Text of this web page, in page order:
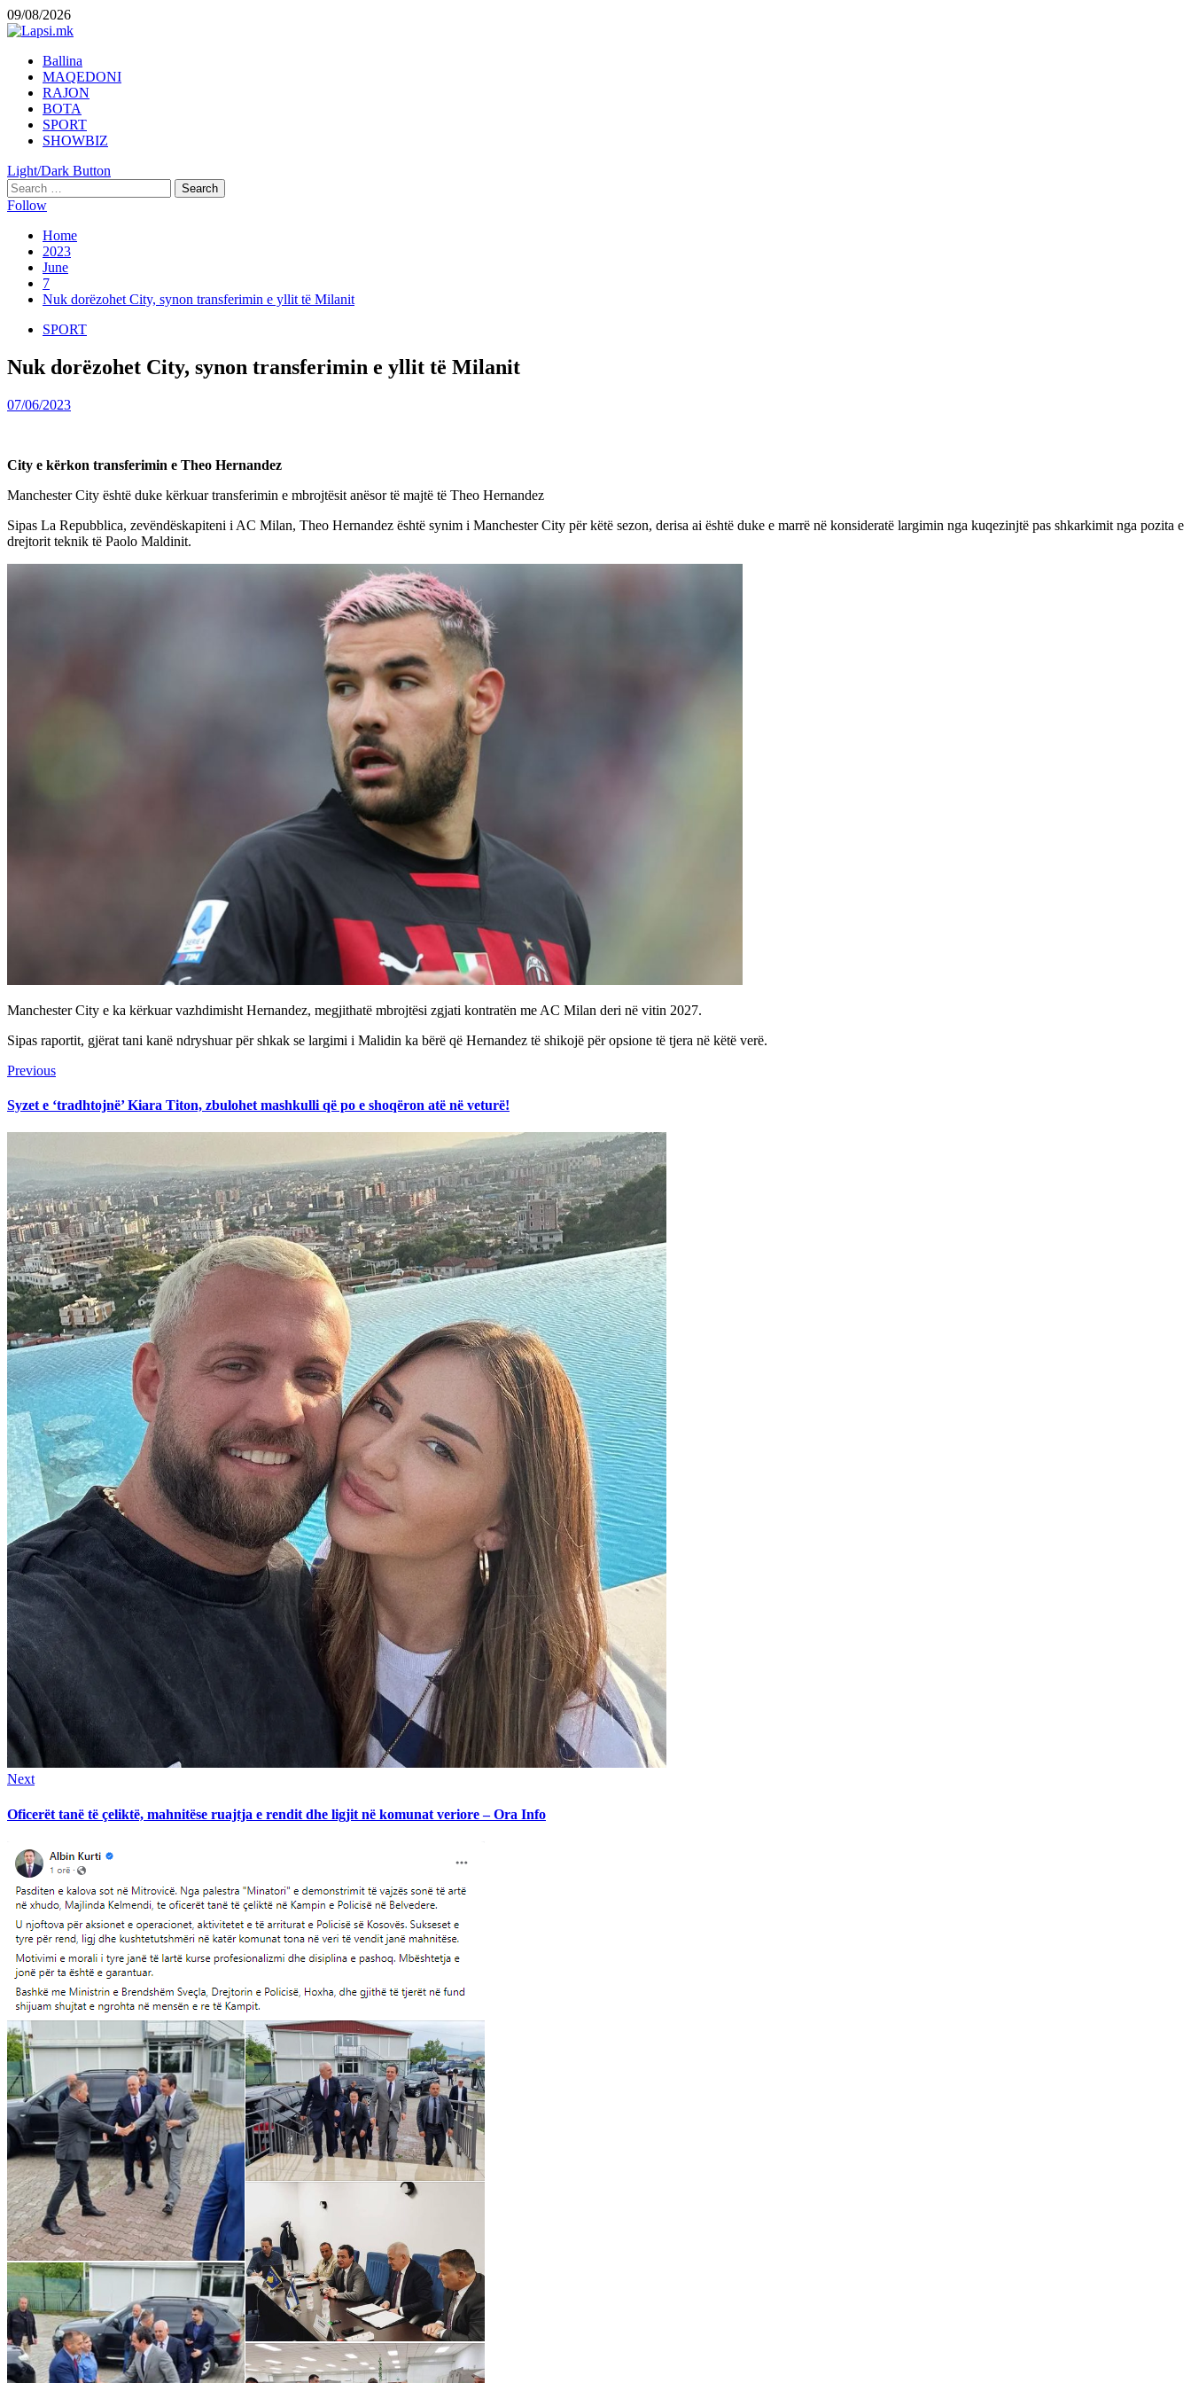
Skip
to
09/08/2026
Primary
Menu
Ballina
MAQEDONI
RAJON
BOTA
SPORT
SHOWBIZ
Light/Dark Button
Search
for:
Follow
Home
2023
June
7
Nuk dorëzohet City, synon transferimin e yllit të Milanit
SPORT
Nuk dorëzohet City, synon transferimin e yllit të Milanit
07/06/2023
City e kërkon transferimin e Theo Hernandez
Manchester City është duke kërkuar transferimin e mbrojtësit anësor të majtë të Theo Hernandez
Sipas La Repubblica, zevëndëskapiteni i AC Milan, Theo Hernandez është synim i Manchester City për këtë sezon, derisa ai është duke e marrë në konsideratë largimin nga kuqezinjtë pas shkarkimit nga pozita e
drejtorit teknik të Paolo Maldinit.
Manchester City e ka kërkuar vazhdimisht Hernandez, megjithatë mbrojtësi zgjati kontratën me AC Milan deri në vitin 2027.
Sipas raportit, gjërat tani kanë ndryshuar për shkak se largimi i Malidin ka bërë që Hernandez të shikojë për opsione të tjera në këtë verë.
Continue
Reading
PreviousPrevious
Syzet e ‘tradhtojnë’ Kiara Titon, zbulohet mashkulli që po e shoqëron atë në veturë!
NextNext
Oficerët tanë të çeliktë, mahnitëse ruajtja e rendit dhe ligjit në komunat veriore – Ora Info